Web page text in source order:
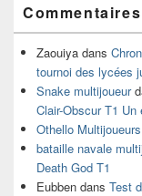
Zaouiya dans
tournoi des lycées
Snake multijoueur
Clair-Obscur T1
Othello Multijoueurs
bataille navale
Death God T1
Eubben dans Test